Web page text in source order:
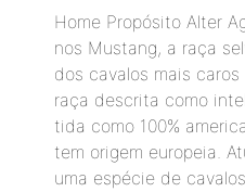
Home Propósito Alter
nos Mustang, a raça
dos cavalos mais
raça descrita como
tida como 100%
tem origem europeia.
uma espécie de